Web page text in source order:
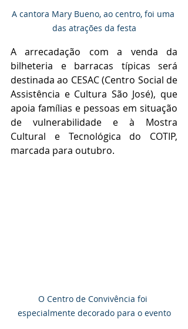
A cantora Mary Bueno, ao centro, foi uma
das atrações da festa
A arrecadação com a venda da
bilheteria e barracas típicas será
destinada ao CESAC (Centro Social de
Assistência e Cultura São José), que
apoia famílias e pessoas em situação
de vulnerabilidade e à Mostra
Cultural e Tecnológica do COTIP,
marcada para outubro.
O Centro de Convivência foi
especialmente decorado para o evento